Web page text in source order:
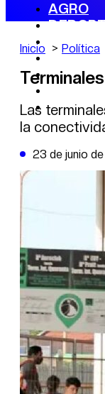
AGRO
DE LA
Inicio Política
Las
la
23 de junio